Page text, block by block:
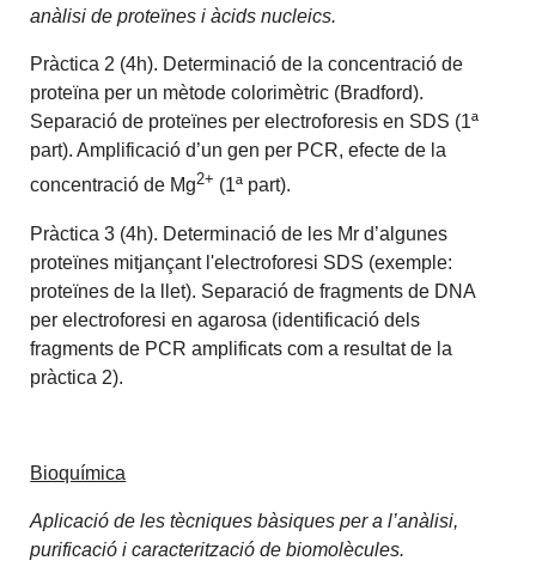
anàlisi de proteïnes i àcids nucleics.
Pràctica 2 (4h). Determinació de la concentració de
proteïna per un mètode colorimètric (Bradford).
Separació de proteïnes per electroforesis en SDS (1ª
part). Amplificació d’un gen per PCR, efecte de la
concentració de Mg2+ (1ª part).
Pràctica 3 (4h). Determinació de les Mr d’algunes
proteïnes mitjançant l'electroforesi SDS (exemple:
proteïnes de la llet). Separació de fragments de DNA
per electroforesi en agarosa (identificació dels
fragments de PCR amplificats com a resultat de la
pràctica 2).
Bioquímica
Aplicació de les tècniques bàsiques per a l’anàlisi,
purificació i caracterització de biomolècules.